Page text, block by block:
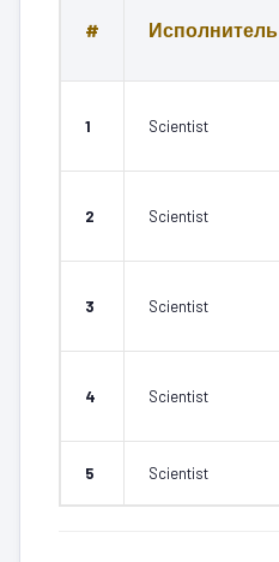
# Исполнитель
1 Scientist
2 Scientist
3 Scientist
4 Scientist
5 Scientist